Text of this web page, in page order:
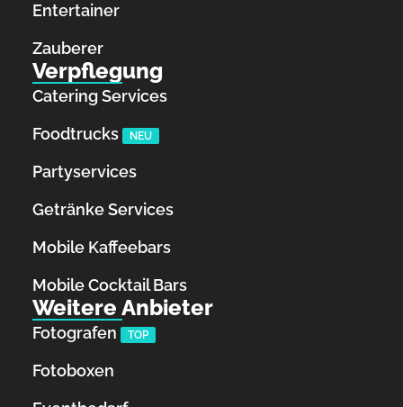
Entertainer
Zauberer
Verpflegung
Catering Services
Foodtrucks
NEU
Partyservices
Getränke Services
Mobile Kaffeebars
Mobile Cocktail Bars
Weitere Anbieter
Fotografen TOP
Fotoboxen